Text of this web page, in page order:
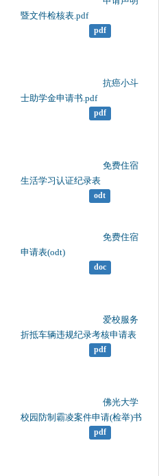
暨文件检核表.pdf
pdf
士助学金申请书.pdf
pdf
生活学习认证纪录表
odt
申请表(odt)
doc
折抵车辆违规纪录考核申请表
pdf
校园防制霸凌案件申请(检举)书
pdf